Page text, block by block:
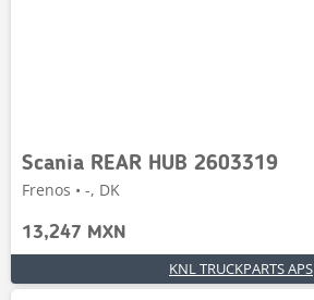
Scania REAR HUB 2603319
Frenos • -, DK
13,247 MXN
KNL TRUCKPARTS APS